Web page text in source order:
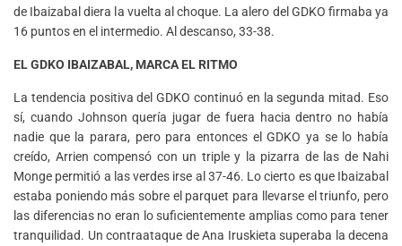
de Ibaizabal diera la vuelta al choque. La alero del GDKO firmaba ya
16 puntos en el intermedio. Al descanso, 33-38.
EL GDKO IBAIZABAL, MARCA EL RITMO
La tendencia positiva del GDKO continuó en la segunda mitad. Eso
sí, cuando Johnson quería jugar de fuera hacia dentro no había
nadie que la parara, pero para entonces el GDKO ya se lo había
creído, Arrien compensó con un triple y la pizarra de las de Nahi
Monge permitió a las verdes irse al 37-46. Lo cierto es que Ibaizabal
estaba poniendo más sobre el parquet para llevarse el triunfo, pero
las diferencias no eran lo suficientemente amplias como para tener
tranquilidad. Un contraataque de Ana Iruskieta superaba la decena